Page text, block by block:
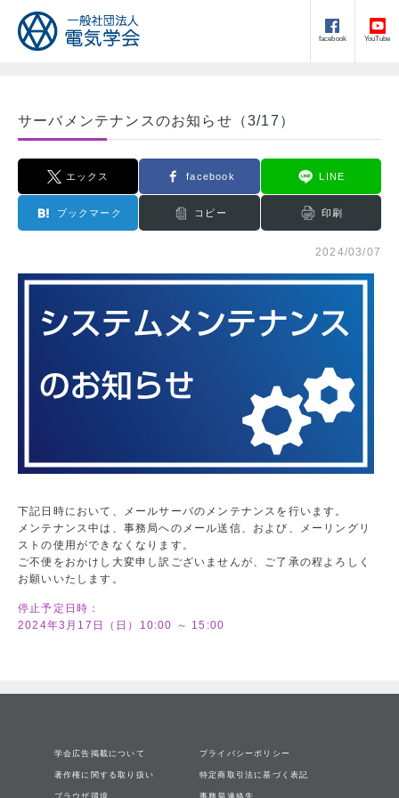
facebook YouTube
サーバメンテナンスのお知らせ（3/17）
エックス facebook LINE
ブックマーク コピー 印刷
2024/03/07
下記日時において、メールサーバのメンテナンスを行います。
メンテナンス中は、事務局へのメール送信、および、メーリングリ
ストの使用ができなくなります。
ご不便をおかけし大変申し訳ございませんが、ご了承の程よろしく
お願いいたします。
停止予定日時：
2024年3月17日（日）10:00 ～ 15:00
学会広告掲載について プライバシーポリシー
著作権に関する取り扱い 特定商取引法に基づく表記